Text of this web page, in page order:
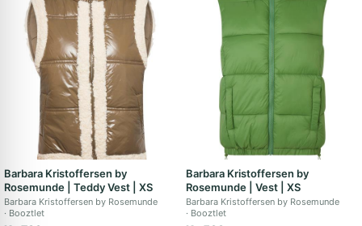
Barbara Kristoffersen by
Rosemunde | Teddy Vest | XS
Barbara Kristoffersen by Rosemunde
Booztlet
Barbara Kristoffersen by
Rosemunde | Vest | XS
Barbara Kristoffersen by Rosemunde
Booztlet